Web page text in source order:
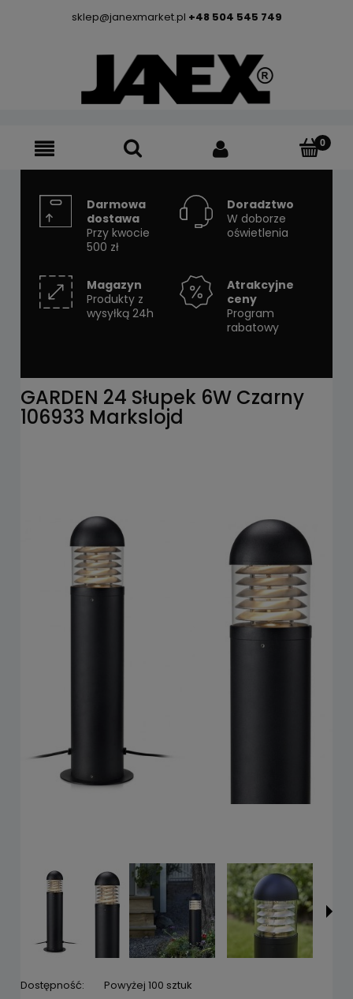
sklep@janexmarket.pl +48 504 545 749
Darmowa
dostawa
Przy kwocie
500 zł
Doradztwo
W doborze
oświetlenia
Magazyn
Produkty z
wysyłką 24h
Atrakcyjne
ceny
Program
rabatowy
GARDEN 24 Słupek 6W Czarny
106933 Markslojd
Dostępność:
Powyżej 100 sztuk